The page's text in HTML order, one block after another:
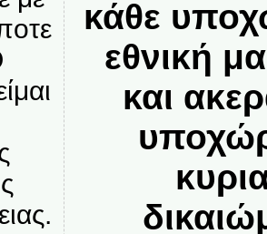
κάθε
εθνική
και